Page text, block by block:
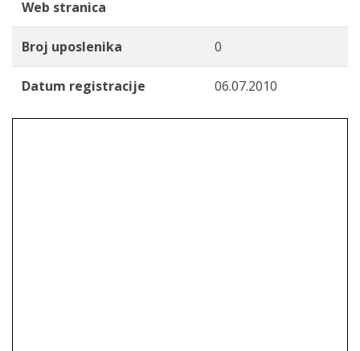
Web stranica
Broj uposlenika 0
Datum registracije 06.07.2010